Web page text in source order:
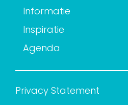
Informatie
Inspiratie
Agenda
Privacy Statement